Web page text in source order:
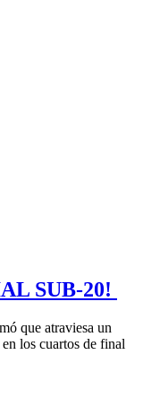
SUB-20!
que atraviesa un
los cuartos de final